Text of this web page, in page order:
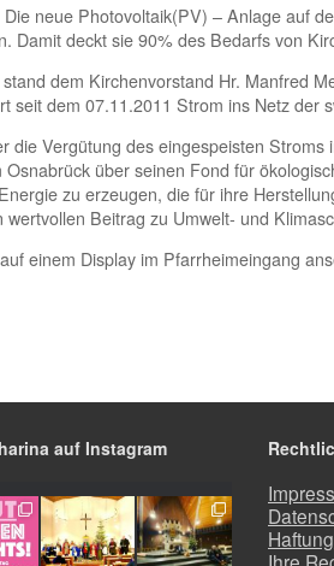
neue Photovoltaik(PV) – Anlage auf
Damit deckt sie 90% des Bedarfs von
dem Kirchenvorstand Hr. Manfred
seit dem 07.11.2011 Strom ins Netz
die Vergütung des eingespeisten
über seinen Fond für
zu erzeugen, die für ihre
Beitrag zu Umwelt- und
einem Display im Pfarrheimeingang
auf Instagram